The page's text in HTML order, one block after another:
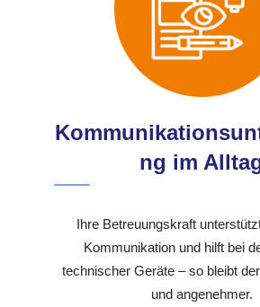
ng im
Ihre Betreuungskraft
Kommunikation und hilft bei
technischer Geräte – so bleibt
und angenehmer.